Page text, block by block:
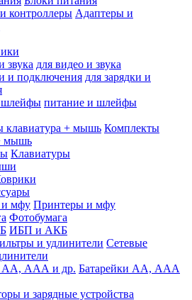
Адаптеры и
для видео и звука
для зарядки и
питание и шлейфы
Комплекты
мышь
Клавиатуры
Принтеры и мфу
Фотобумага
ИБП и АКБ
Сетевые
Батарейки АА, ААА